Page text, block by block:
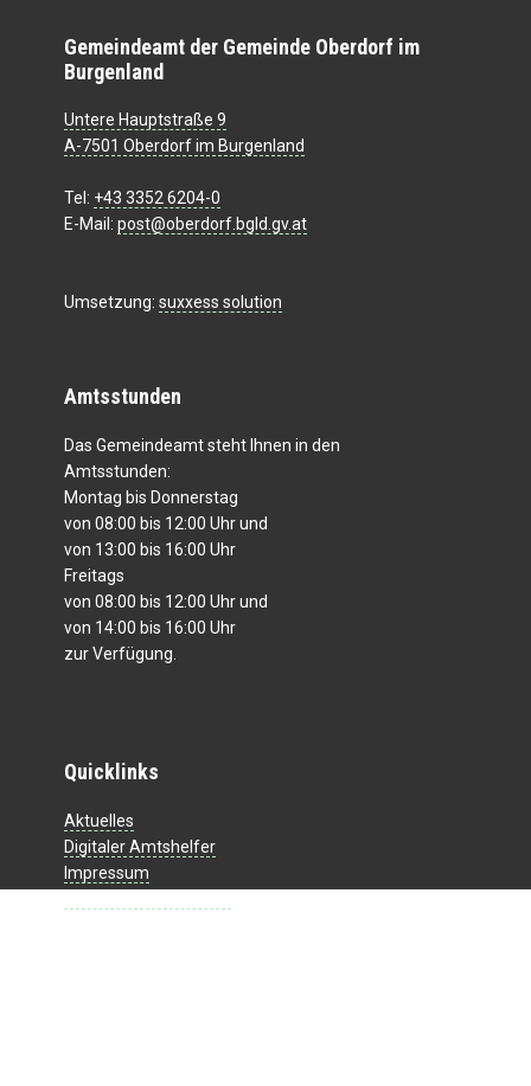
Gemeindeamt der Gemeinde Oberdorf im
Burgenland
Untere Hauptstraße 9
A-7501 Oberdorf im Burgenland
Tel: +43 3352 6204-0
E-Mail: post@oberdorf.bgld.gv.at
Umsetzung: suxxess solution
Amtsstunden
Das Gemeindeamt steht Ihnen in den
Amtsstunden:
Montag bis Donnerstag
von 08:00 bis 12:00 Uhr und
von 13:00 bis 16:00 Uhr
Freitags
von 08:00 bis 12:00 Uhr und
von 14:00 bis 16:00 Uhr
zur Verfügung.
Quicklinks
Aktuelles
Digitaler Amtshelfer
Impressum